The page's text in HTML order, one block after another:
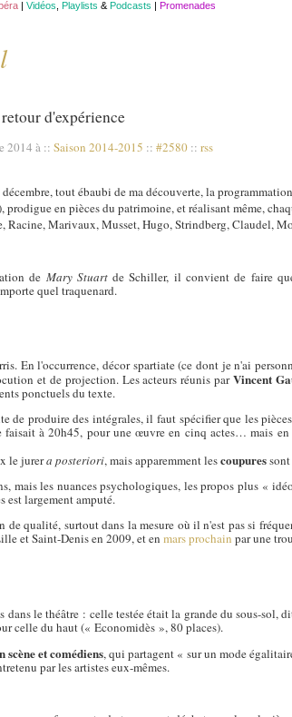
| Vidéos Playlists & Podcasts | Promenades
d'expérience
2014 à :: Saison 2014-2015 :: #2580 :: rss
tout ébaubi de ma découverte, la
en pièces du patrimoine, et réalisant même,
Racine, Marivaux, Musset, Hugo, Strindberg, Claudel,
de Mary Stuartde Schiller, il convient de faire
quel traquenard.
En l'occurrence, décor spartiate (ce dont je n'ai
et de projection. Les acteurs réunis parVincent
ponctuels du texte.
de produire des intégrales, il faut spécifier que les
faisait à 20h45, pour une œuvre en cinq actes… mais
le jurera posteriori, mais apparemment lescoupures
mais les nuances psychologiques, les propos plus «
est largement amputé.
de qualité, surtout dans la mesure où il n'est pas si
et Saint-Denis en 2009, et enmars prochain par une
dans le théâtre : celle testée était la grande du sous-sol,
celle du haut (« Economidès », 80 places).
scène et comédiens, qui partagent « sur un mode
par les artistes eux-mêmes.